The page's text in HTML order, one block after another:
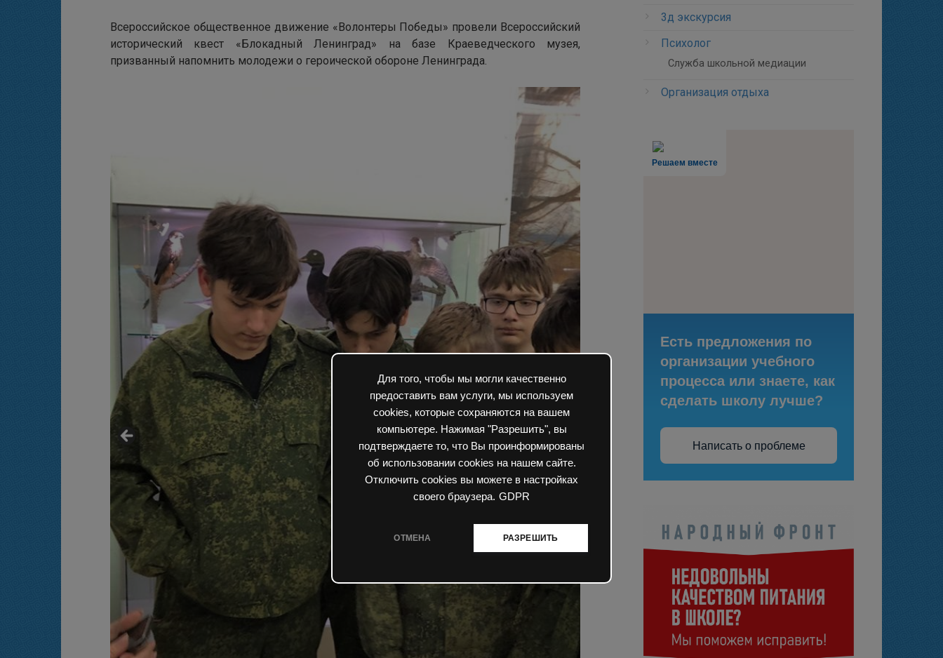
Для того, чтобы мы могли качественно
предоставить вам услуги, мы используем
cookies, которые сохраняются на вашем
компьютере. Нажимая "Разрешить", вы
подтверждаете то, что Вы проинформированы
об использовании cookies на нашем сайте.
Отключить cookies вы можете в настройках
своего браузера. GDPR
ОТМЕНА РАЗРЕШИТЬ
Всероссийское общественное движение «Волонтеры Победы» провели Всероссийский
исторический квест «Блокадный Ленинград» на базе Краеведческого музея,
призванный напомнить молодежи о героической обороне Ленинграда.
3д экскурсия
Психолог
Служба школьной медиации
Организация отдыха
Решаем вместе
Есть предложения по
организации учебного
процесса или знаете, как
сделать школу лучше?
Написать о проблеме